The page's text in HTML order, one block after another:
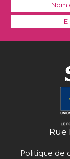
Rue
Politique de